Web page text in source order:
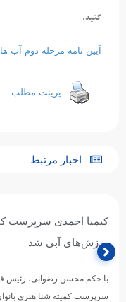
کنید.
آیین نامه مرحله دوم آب های
پرینت مطلب
اخبار مرتبط
کیمیا احمدی سرپرست
ورزش‌های آبی شد
با حکم محسن رضوانی، رئیس
سرپرست کمیته شنا هنری